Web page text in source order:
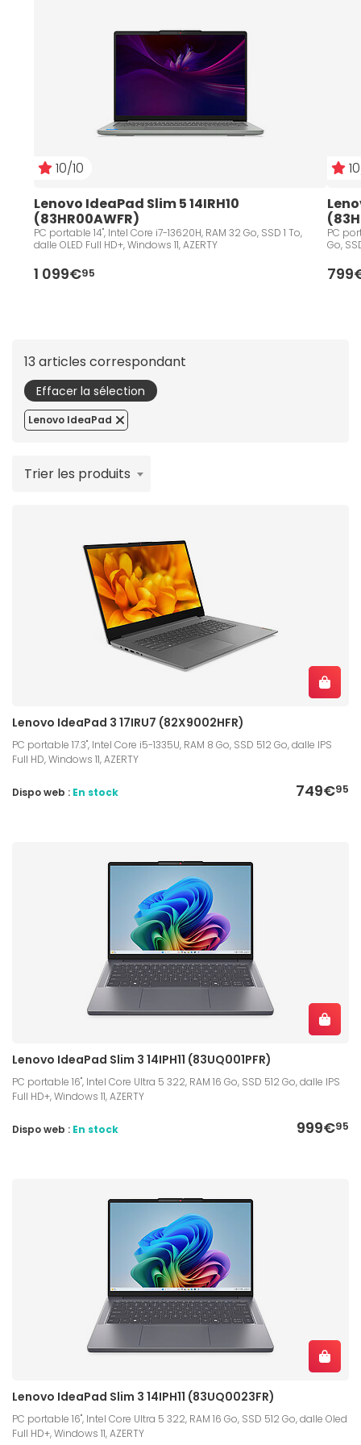
agréé de la marque Lenovosur les gammes
10/10
Lenovo IdeaPad Slim 5 14IRH10
(83HR00AWFR)
PC portable 14", Intel Core i7-13620H, RAM 32 Go, SSD 1 To,
dalle OLED Full HD+, Windows 11, AZERTY
1 099€95
PC
Go,
13 articles correspondant
Effacer la sélection
Lenovo IdeaPad
Trier les produits
Lenovo IdeaPad 3 17IRU7 (82X9002HFR)
PC portable 17.3", Intel Core i5-1335U, RAM 8 Go, SSD 512 Go, dalle IPS
Full HD, Windows 11, AZERTY
749€95
Dispo web : En stock
Lenovo IdeaPad Slim 3 14IPH11 (83UQ001PFR)
PC portable 16", Intel Core Ultra 5 322, RAM 16 Go, SSD 512 Go, dalle IPS
Full HD+, Windows 11, AZERTY
999€95
Dispo web : En stock
Lenovo IdeaPad Slim 3 14IPH11 (83UQ0023FR)
PC portable 16", Intel Core Ultra 5 322, RAM 16 Go, SSD 512 Go, dalle Oled
Full HD+, Windows 11, AZERTY